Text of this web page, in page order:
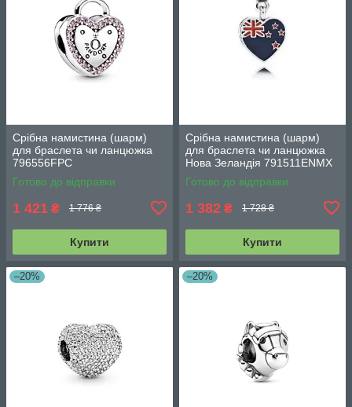
Срібна намистина (шарм)
для браслета чи ланцюжка
796556FPC
Готово до відправки
1 421 ₴ 1 776 ₴
Купити
Срібна намистина (шарм)
для браслета чи ланцюжка
Нова Зеландія 791511ENMX
Готово до відправки
1 382 ₴ 1 728 ₴
Купити
–20% –20%